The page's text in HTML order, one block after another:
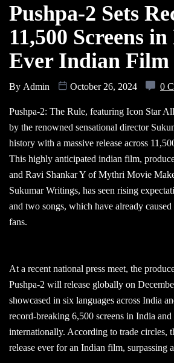
Pushpa-2 Sets
11,500 Screens
Ever Indian Film
By Admin October 26, 2024 0
Pushpa-2: The Rule, featuring Icon Star
by the renowned sensational director
history with a massive release across
This highly anticipated indian film,
and Ravi Shankar Y of Mythri Movie
Sukumar Writings, has seen rising
and two songs, which have already caused
fans.
At a recent national press meet, the
Pushpa-2 will release globally on
showcased in six languages across India
record-breaking 6,500 screens in India and
internationally. According to trade circles,
release ever for an Indian film, surpassing